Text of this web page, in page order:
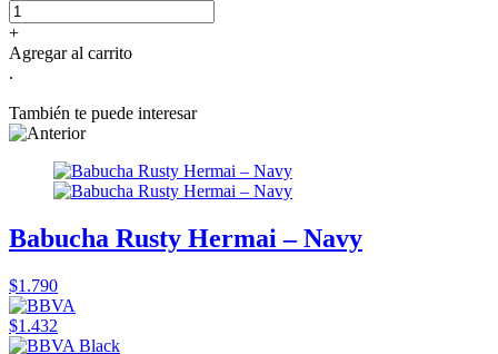
+
Agregar al carrito
.
También te puede interesar
Babucha Rusty Hermai – Navy
$1.790
$1.432